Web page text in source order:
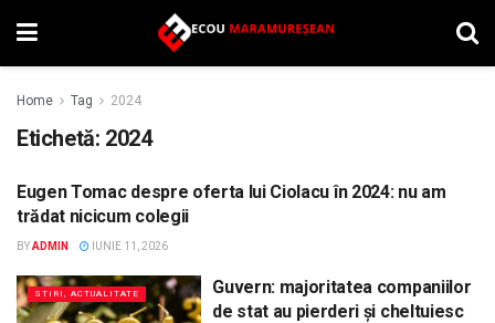
Home Tag 2024
Etichetă: 2024
STIRI, ACTUALITATE
Eugen Tomac despre oferta lui Ciolacu în 2024: nu am
trădat nicicum colegii
BYADMIN IUNIE 11, 2026
STIRI, ACTUALITATE
Guvern: majoritatea companiilor
de stat au pierderi și cheltuiesc